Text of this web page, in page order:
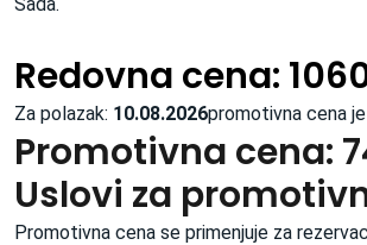
Redovna cena:
Za polazak: 10.08.2026promotivna cena
Promotivna cena:
Uslovi za
Promotivna cena se primenjuje za